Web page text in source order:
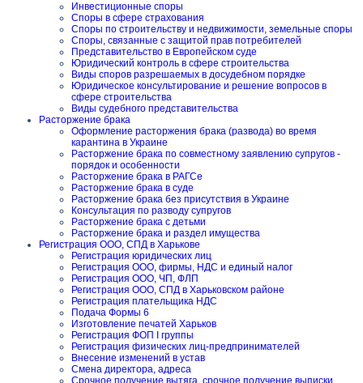
Инвестиционные споры
Споры в сфере страхования
Споры по строительству и недвижимости, земельные споры
Споры, связанные с защитой прав потребителей
Представительство в Европейском суде
Юридический контроль в сфере строительства
Виды споров разрешаемых в досудебном порядке
Юридическое консультирование и решение вопросов в
сфере строительства
Виды судебного представительства
Расторжение брака
Оформление расторжения брака (развода) во время
карантина в Украине
Расторжение брака по совместному заявлению супругов -
порядок и особенности
Расторжение брака в РАГСе
Расторжение брака в суде
Расторжение брака без присутствия в Украине
Консультация по разводу супругов
Расторжение брака с детьми
Расторжение брака и раздел имущества
Регистрация ООО, СПД в Харькове
Регистрация юридических лиц
Регистрация ООО, фирмы, НДС и единый налог
Регистрация ООО, ЧП, ФЛП
Регистрация ООО, СПД в Харьковском районе
Регистрация плательщика НДС
Подача Формы 6
Изготовление печатей Харьков
Регистрация ФОП I группы
Регистрация физических лиц-предпринимателей
Внесение изменений в устав
Смена директора, адреса
Срочное получение вытяга, срочное получение выписки